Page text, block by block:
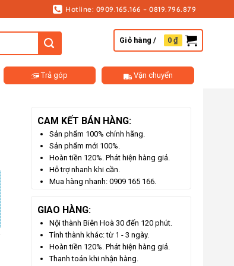
Hotline: 0909.165.166 – 0819.796.879
Giỏ hàng / 0₫
Trả góp Vận chuyển
CAM KẾT BÁN HÀNG:
Sản phẩm 100% chính hãng.
Sản phẩm mới 100%.
Hoàn tiền 120%. Phát hiện hàng giả.
Hỗ trợ nhanh khi cần.
Mua hàng nhanh: 0909 165 166.
GIAO HÀNG:
Nội thành Biên Hoà 30 đến 120 phút.
Tỉnh thành khác: từ 1 - 3 ngày.
Hoàn tiền 120%. Phát hiện hàng giả.
Thanh toán khi nhận hàng.